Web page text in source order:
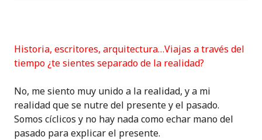
Historia, escritores, arquitectura…Viajas a través del
tiempo ¿te sientes separado de la realidad?
No, me siento muy unido a la realidad, y a mi
realidad que se nutre del presente y el pasado.
Somos cíclicos y no hay nada como echar mano del
pasado para explicar el presente.